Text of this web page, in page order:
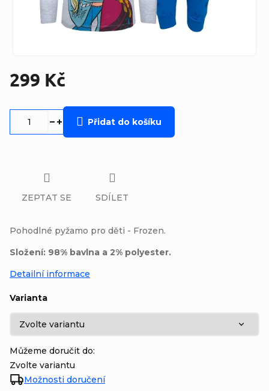
299 Kč
Varianta
Můžeme doručit do:
Zvolte variantu
Možnosti doručení
Přidat do košíku
Pohodlné pyžamo pro děti - Frozen.
Složení: 98% bavlna a 2% polyester.
Detailní informace
ZEPTAT SE SDÍLET